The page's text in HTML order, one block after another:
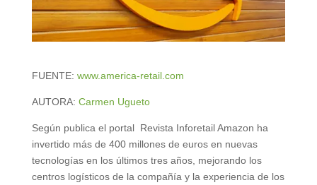
FUENTE: www.america-retail.com
AUTORA: Carmen Ugueto
Según publica el portal Revista Inforetail Amazon ha
invertido más de 400 millones de euros en nuevas
tecnologías en los últimos tres años, mejorando los
centros logísticos de la compañía y la experiencia de los